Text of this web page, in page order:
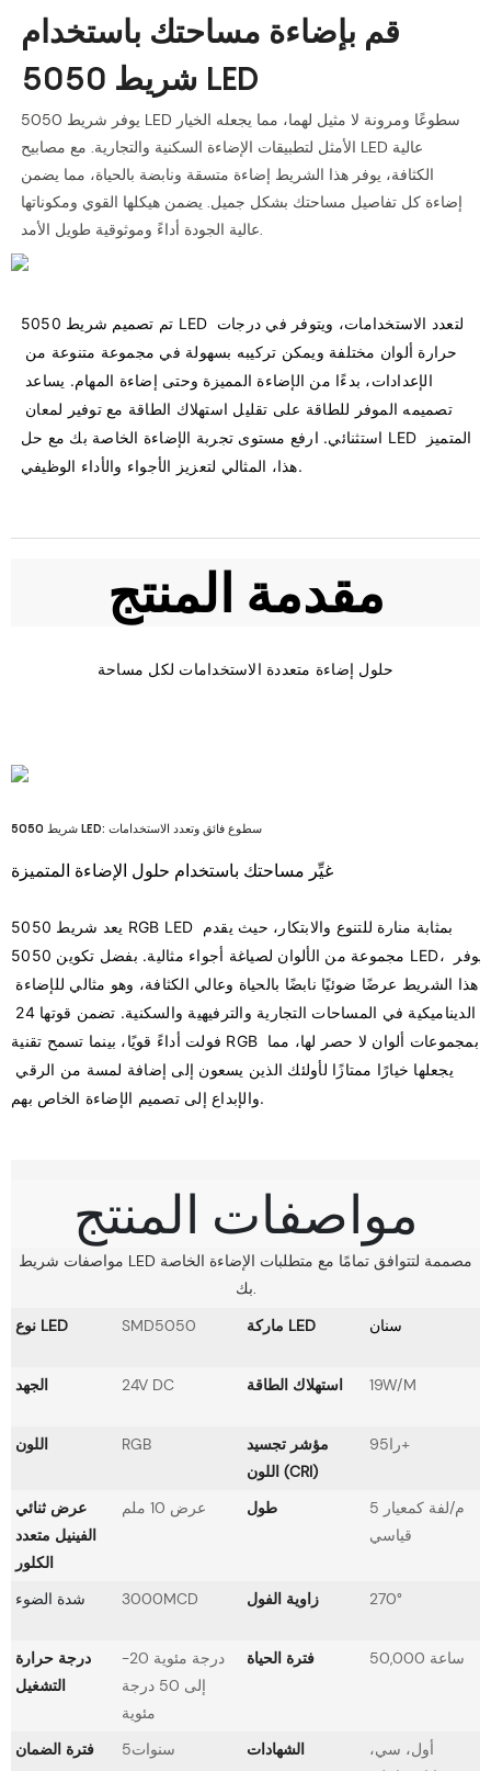
قم بإضاءة مساحتك باستخدام
شريط 5050 LED
يوفر شريط 5050 LED سطوعًا ومرونة لا مثيل لهما، مما يجعله الخيار
الأمثل لتطبيقات الإضاءة السكنية والتجارية. مع مصابيح LED عالية
الكثافة، يوفر هذا الشريط إضاءة متسقة ونابضة بالحياة، مما يضمن
إضاءة كل تفاصيل مساحتك بشكل جميل. يضمن هيكلها القوي ومكوناتها
عالية الجودة أداءً وموثوقية طويل الأمد.
تم تصميم شريط 5050 LED لتعدد الاستخدامات، ويتوفر في درجات
استثنائي. ارفع مستوى تجربة الإضاءة الخاصة بك مع حل LED المتميز
مقدمة المنتج
غيِّر مساحتك باستخدام حلول الإضاءة المتميزة
يعد شريط 5050 RGB LED بمثابة منارة للتنوع والابتكار، حيث يقدم
مجموعة من الألوان لصياغة أجواء مثالية. بفضل تكوين 5050 LED، يوفر
فولت أداءً قويًا، بينما تسمح تقنية RGB بمجموعات ألوان لا حصر لها، مما
مواصفات المنتج
مواصفات شريط LED مصممة لتتوافق تمامًا مع متطلبات الإضاءة الخاصة
بك.
نوع LED
SMD5050 ماركة LED سنان
الجهد 24V DC استهلاك الطاقة 19W/M
RGB
مؤشر تجسيد
اللون (CRI)
را95+
عرض ثنائي
الفينيل متعدد
الكلور
عرض 10 ملم طول
5 م/لفة كمعيار
قياسي
شدة الضوء 3000MCD زاوية الفول 270°
درجة حرارة
التشغيل
-20 درجة مئوية
إلى 50 درجة
مئوية
فترة الحياة 50,000 ساعة
فترة الضمان سنوات5 الشهادات
أول، سي،